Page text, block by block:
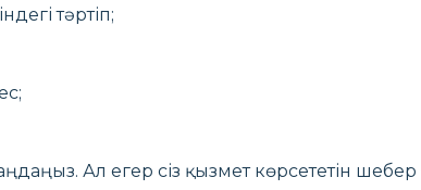
тәртіп;
Ал егер сіз қызмет көрсететін